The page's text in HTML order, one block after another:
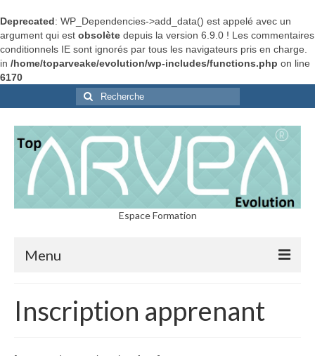
Deprecated: WP_Dependencies->add_data() est appelé avec un
argument qui est obsolète depuis la version 6.9.0 ! Les commentaires
conditionnels IE sont ignorés par tous les navigateurs pris en charge.
in /home/toparveake/evolution/wp-includes/functions.php on line
6170
Rechercher
:
Espace Formation
Menu
Inscription Formation Group
Inscription apprenant